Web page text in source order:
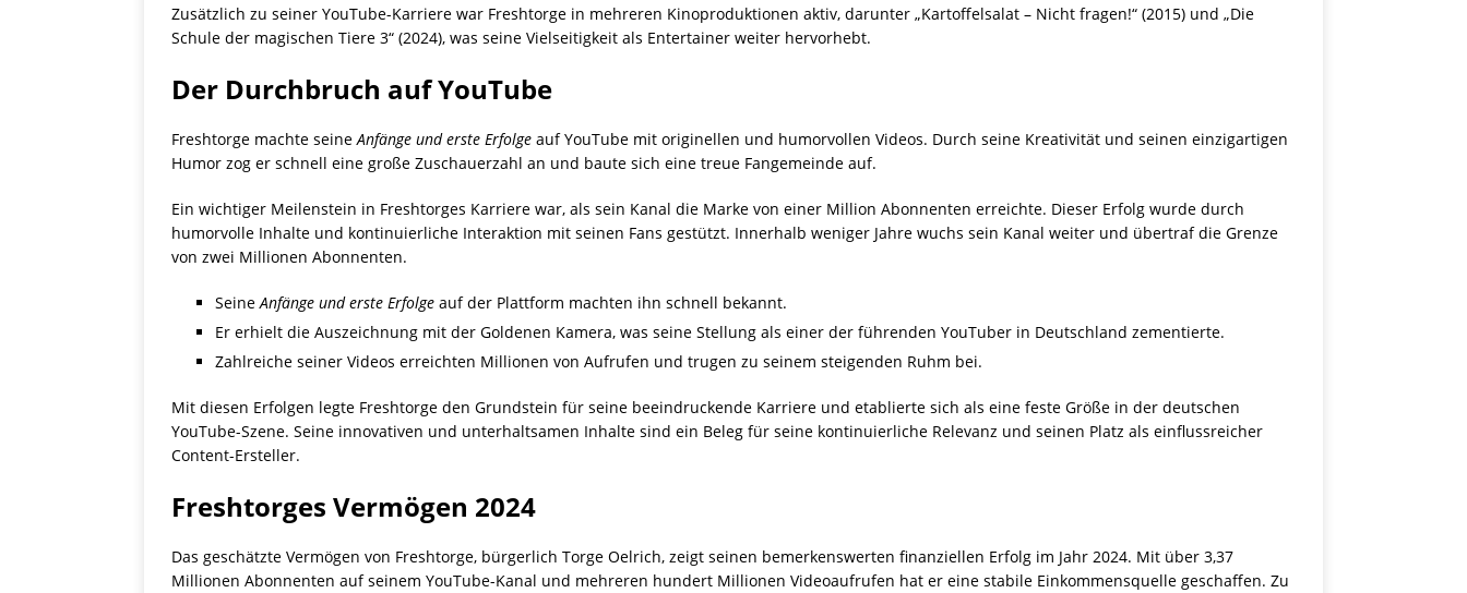
Zusätzlich zu seiner YouTube-Karriere war Freshtorge in mehreren Kinoproduktionen aktiv, darunter „Kartoffelsalat – Nicht fragen!“ (2015) und „Die
Schule der magischen Tiere 3“ (2024), was seine Vielseitigkeit als Entertainer weiter hervorhebt.
Der Durchbruch auf YouTube
Freshtorge machte seineAnfänge und erste Erfolge auf YouTube mit originellen und humorvollen Videos. Durch seine Kreativität und seinen einzigartigen
Humor zog er schnell eine große Zuschauerzahl an und baute sich eine treue Fangemeinde auf.
Ein wichtiger Meilenstein in Freshtorges Karriere war, als sein Kanal die Marke von einer Million Abonnenten erreichte. Dieser Erfolg wurde durch
humorvolle Inhalte und kontinuierliche Interaktion mit seinen Fans gestützt. Innerhalb weniger Jahre wuchs sein Kanal weiter und übertraf die Grenze
von zwei Millionen Abonnenten.
SeineAnfänge und erste Erfolge auf der Plattform machten ihn schnell bekannt.
Er erhielt die Auszeichnung mit der Goldenen Kamera, was seine Stellung als einer der führenden YouTuber in Deutschland zementierte.
Zahlreiche seiner Videos erreichten Millionen von Aufrufen und trugen zu seinem steigenden Ruhm bei.
Mit diesen Erfolgen legte Freshtorge den Grundstein für seine beeindruckende Karriere und etablierte sich als eine feste Größe in der deutschen
YouTube-Szene. Seine innovativen und unterhaltsamen Inhalte sind ein Beleg für seine kontinuierliche Relevanz und seinen Platz als einflussreicher
Content-Ersteller.
Freshtorges Vermögen 2024
Das geschätzte Vermögen von Freshtorge, bürgerlich Torge Oelrich, zeigt seinen bemerkenswerten finanziellen Erfolg im Jahr 2024. Mit über 3,37
Millionen Abonnenten auf seinem YouTube-Kanal und mehreren hundert Millionen Videoaufrufen hat er eine stabile Einkommensquelle geschaffen. Zu